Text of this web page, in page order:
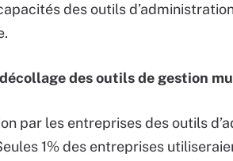
des outils
des outils de gestion
par les entreprises des outils
1% des entreprises